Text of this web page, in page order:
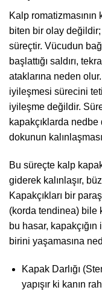
Kalp
biten bir olay
süreçtir. Vücudun
başlattığı saldırı,
ataklarına neden
iyileşmesi sürecini
iyileşme değildir.
kapakçıklarda
dokunun
Bu süreçte kalp
giderek kalınlaşır,
Kapakçıkları bir
(korda tendinea) bile
bu hasar,
birini yaşamasına
Kapak Darlığı
yapışır ki kanın